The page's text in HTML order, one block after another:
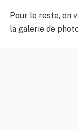
Pour le reste, on
la galerie de